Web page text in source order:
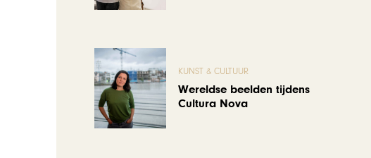
KUNST & CULTUUR
Wereldse beelden tijdens
Cultura Nova